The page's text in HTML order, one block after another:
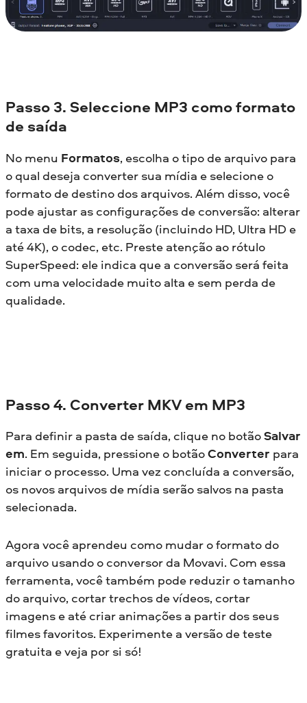
Passo 3. Seleccione MP3 como formato
de saída
No menu Formatos, escolha o tipo de arquivo para
o qual deseja converter sua mídia e selecione o
formato de destino dos arquivos. Além disso, você
pode ajustar as configurações de conversão: alterar
a taxa de bits, a resolução (incluindo HD, Ultra HD e
até 4K), o codec, etc. Preste atenção ao rótulo
SuperSpeed: ele indica que a conversão será feita
com uma velocidade muito alta e sem perda de
qualidade.
Passo 4. Converter MKV em MP3
Para definir a pasta de saída, clique no botãoSalvar
em. Em seguida, pressione o botãoConverter para
iniciar o processo. Uma vez concluída a conversão,
os novos arquivos de mídia serão salvos na pasta
selecionada.
Agora você aprendeu como mudar o formato do
arquivo usando o conversor da Movavi. Com essa
ferramenta, você também pode reduzir o tamanho
do arquivo, cortar trechos de vídeos, cortar
imagens e até criar animações a partir dos seus
filmes favoritos. Experimente a versão de teste
gratuita e veja por si só!